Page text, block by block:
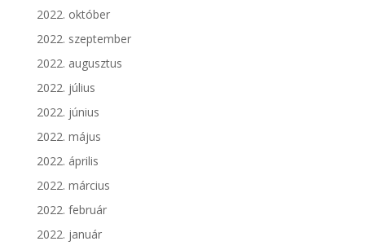
2022. október
2022. szeptember
2022. augusztus
2022. július
2022. június
2022. május
2022. április
2022. március
2022. február
2022. január